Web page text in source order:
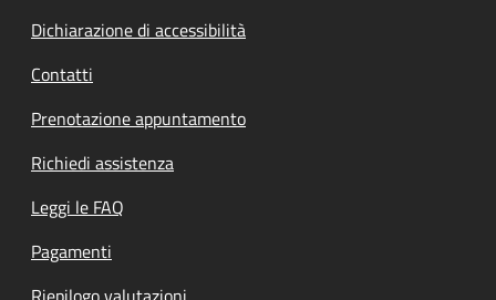
Dichiarazione di accessibilità
Contatti
Prenotazione appuntamento
Richiedi assistenza
Leggi le FAQ
Pagamenti